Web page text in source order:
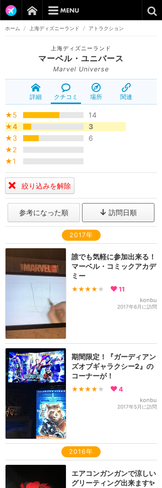
ホーム / 上海ディズニーランド / アトラクション
上海ディズニーランド
マーベル・ユニバース
Marvel Universe
詳細 クチコミ 場所 関連
★5
14
★4
3
★3
6
★2
★1
絞り込みを解除
参考になった順 訪問日順
2017年
誰でも気軽に参加出来る！
マーベル・コミックアカデ
ミー
★★★★ ★ 11
konbu
2017年6月に訪問
期間限定！『ガーディアン
ズオブギャラクシー2』の
コーナーが！
★★★★ ★ 4
konbu
2017年5月に訪問
2016年
エアコンガンガンで涼しい
グリーティング出来ます✨